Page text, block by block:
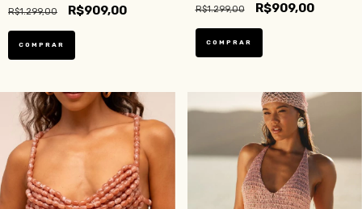
R$1.299,00 R$909,00
COMPRAR
R$1.299,00 R$909,00